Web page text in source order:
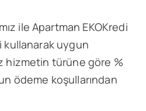
ile Apartman EKOKredi
kullanarak uygun
hizmetin türüne göre %
ödeme koşullarından